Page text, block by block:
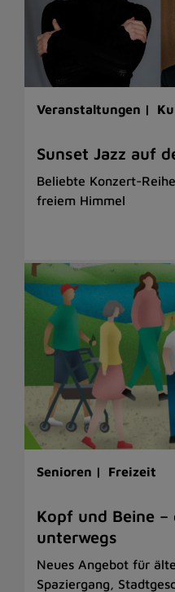
Veranstaltungen |
Sunset Jazz auf
Beliebte Konzert-
freiem Himmel
Senioren | Freizeit
Kopf und Beine –
unterwegs
Neues Angebot für
Spaziergang,